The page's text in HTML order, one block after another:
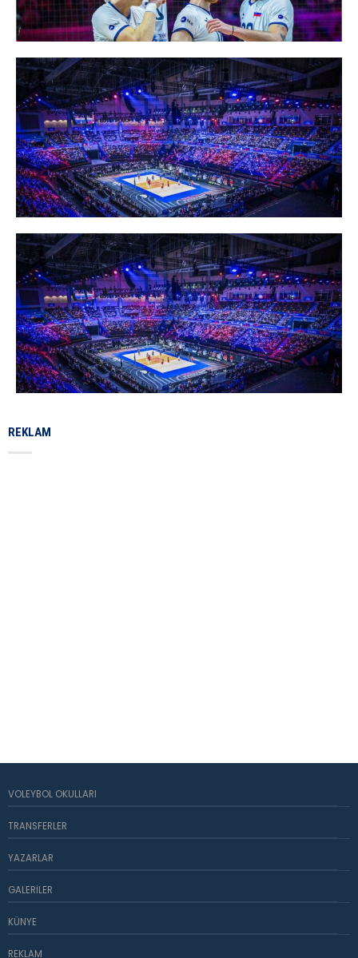
REKLAM
VOLEYBOL OKULLARI
TRANSFERLER
YAZARLAR
GALERILER
KÜNYE
REKLAM